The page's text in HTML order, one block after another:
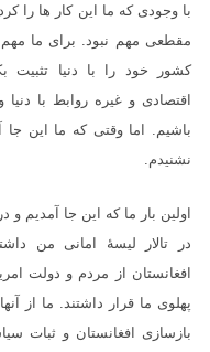
با وجودی که ما این کار ها
مقطعی مهم نبود. برای ما مهم
کشور خود را با دنیا تثبیت
اقتصادی و غیره روابط با
باشیم. اما وقتی که ما این
نشنیدم.
اولین بار ما که این جا آمدیم
در تالار لیسۀ امانی من
افغانستان از مردم و دولت
پهلوی ما قرار داشتند. ما از
بازسازی افغانستان و ثبات